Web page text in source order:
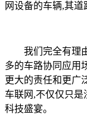
网设备的车辆,其道
我们完全有理由
多的车路协同应用
更大的责任和更广
车联网,不仅仅只是
科技盛宴。